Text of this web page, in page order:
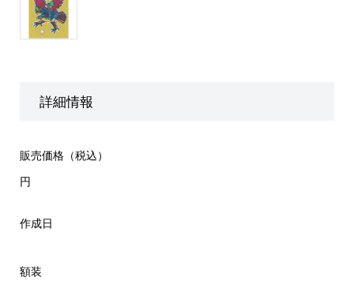
詳細情報
販売価格（税込）
円
作成日
額装